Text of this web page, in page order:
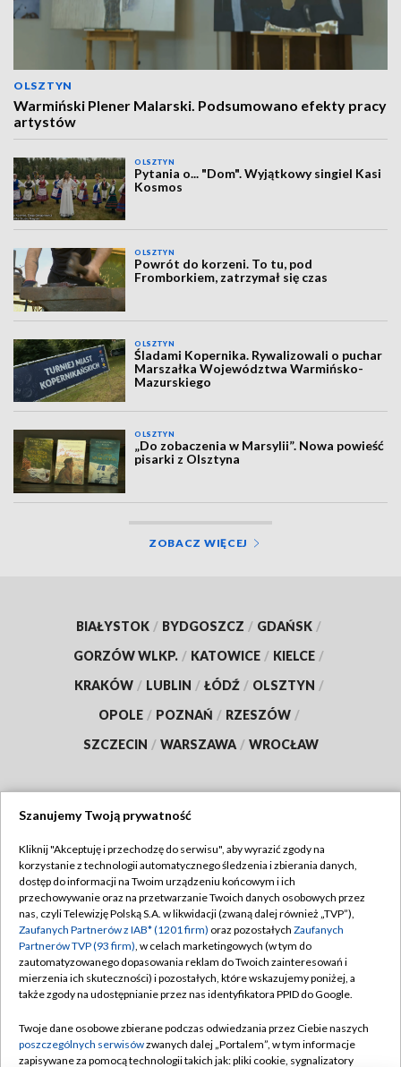
OLSZTYN
Warmiński Plener Malarski. Podsumowano efekty pracy
artystów
OLSZTYN
Pytania o... "Dom". Wyjątkowy singiel Kasi
Kosmos
OLSZTYN
Powrót do korzeni. To tu, pod
Fromborkiem, zatrzymał się czas
OLSZTYN
Śladami Kopernika. Rywalizowali o puchar
Marszałka Województwa Warmińsko-
Mazurskiego
OLSZTYN
„Do zobaczenia w Marsylii”. Nowa powieść
pisarki z Olsztyna
ZOBACZ WIĘCEJ
BIAŁYSTOK / BYDGOSZCZ / GDAŃSK /
GORZÓW WLKP. / KATOWICE / KIELCE /
KRAKÓW / LUBLIN / ŁÓDŹ / OLSZTYN /
OPOLE / POZNAŃ / RZESZÓW /
SZCZECIN / WARSZAWA / WROCŁAW
TVP
Abonament TVP
Emisja w TVP
Centrum informacji TVP
Naziemna Telewizja Cyfrowa
Rada Programowa
Regulamin TVP
Polityka prywatności
Moje zgody
Pomoc
Kontakt
Szanujemy Twoją prywatność
Kliknij "Akceptuję i przechodzę do serwisu", aby wyrazić zgody na
korzystanie z technologii automatycznego śledzenia i zbierania danych,
dostęp do informacji na Twoim urządzeniu końcowym i ich
przechowywanie oraz na przetwarzanie Twoich danych osobowych przez
nas, czyli Telewizję Polską S.A. w likwidacji (zwaną dalej również „TVP”),
Zaufanych Partnerów z IAB* (1201 firm) oraz pozostałych Zaufanych
Partnerów TVP (93 firm), w celach marketingowych (w tym do
zautomatyzowanego dopasowania reklam do Twoich zainteresowań i
mierzenia ich skuteczności) i pozostałych, które wskazujemy poniżej, a
także zgody na udostępnianie przez nas identyfikatora PPID do Google.
Twoje dane osobowe zbierane podczas odwiedzania przez Ciebie naszych
poszczególnych serwisówzwanych dalej „Portalem”, w tym informacje
zapisywane za pomocą technologii takich jak: pliki cookie, sygnalizatory